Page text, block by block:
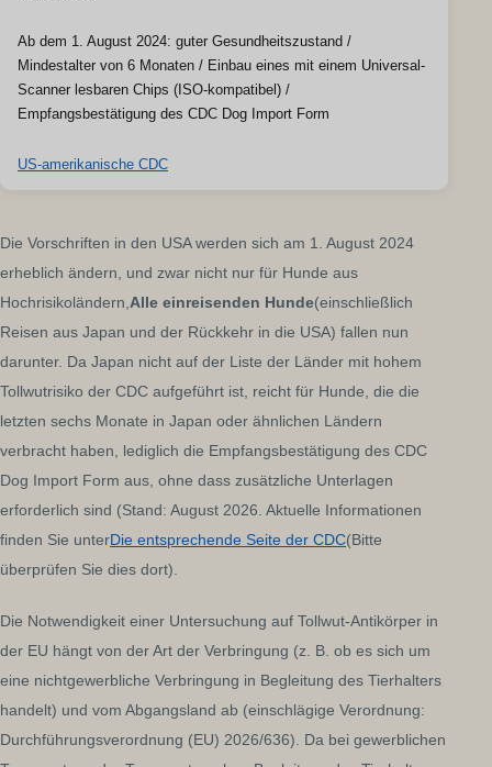
Ab dem 1. August 2024: guter Gesundheitszustand /
Mindestalter von 6 Monaten / Einbau eines mit einem Universal-
Scanner lesbaren Chips (ISO-kompatibel) /
Empfangsbestätigung des CDC Dog Import Form
US-amerikanische CDC
Die Vorschriften in den USA werden sich am 1. August 2024
erheblich ändern, und zwar nicht nur für Hunde aus
Hochrisikoländern, Alle einreisenden Hunde(einschließlich
Reisen aus Japan und der Rückkehr in die USA) fallen nun
darunter. Da Japan nicht auf der Liste der Länder mit hohem
Tollwutrisiko der CDC aufgeführt ist, reicht für Hunde, die die
letzten sechs Monate in Japan oder ähnlichen Ländern
verbracht haben, lediglich die Empfangsbestätigung des CDC
Dog Import Form aus, ohne dass zusätzliche Unterlagen
erforderlich sind (Stand: August 2026. Aktuelle Informationen
finden Sie unterDie entsprechende Seite der CDC(Bitte
überprüfen Sie dies dort).
Die Notwendigkeit einer Untersuchung auf Tollwut-Antikörper in
der EU hängt von der Art der Verbringung (z. B. ob es sich um
eine nichtgewerbliche Verbringung in Begleitung des Tierhalters
handelt) und vom Abgangsland ab (einschlägige Verordnung:
Durchführungsverordnung (EU) 2026/636). Da bei gewerblichen